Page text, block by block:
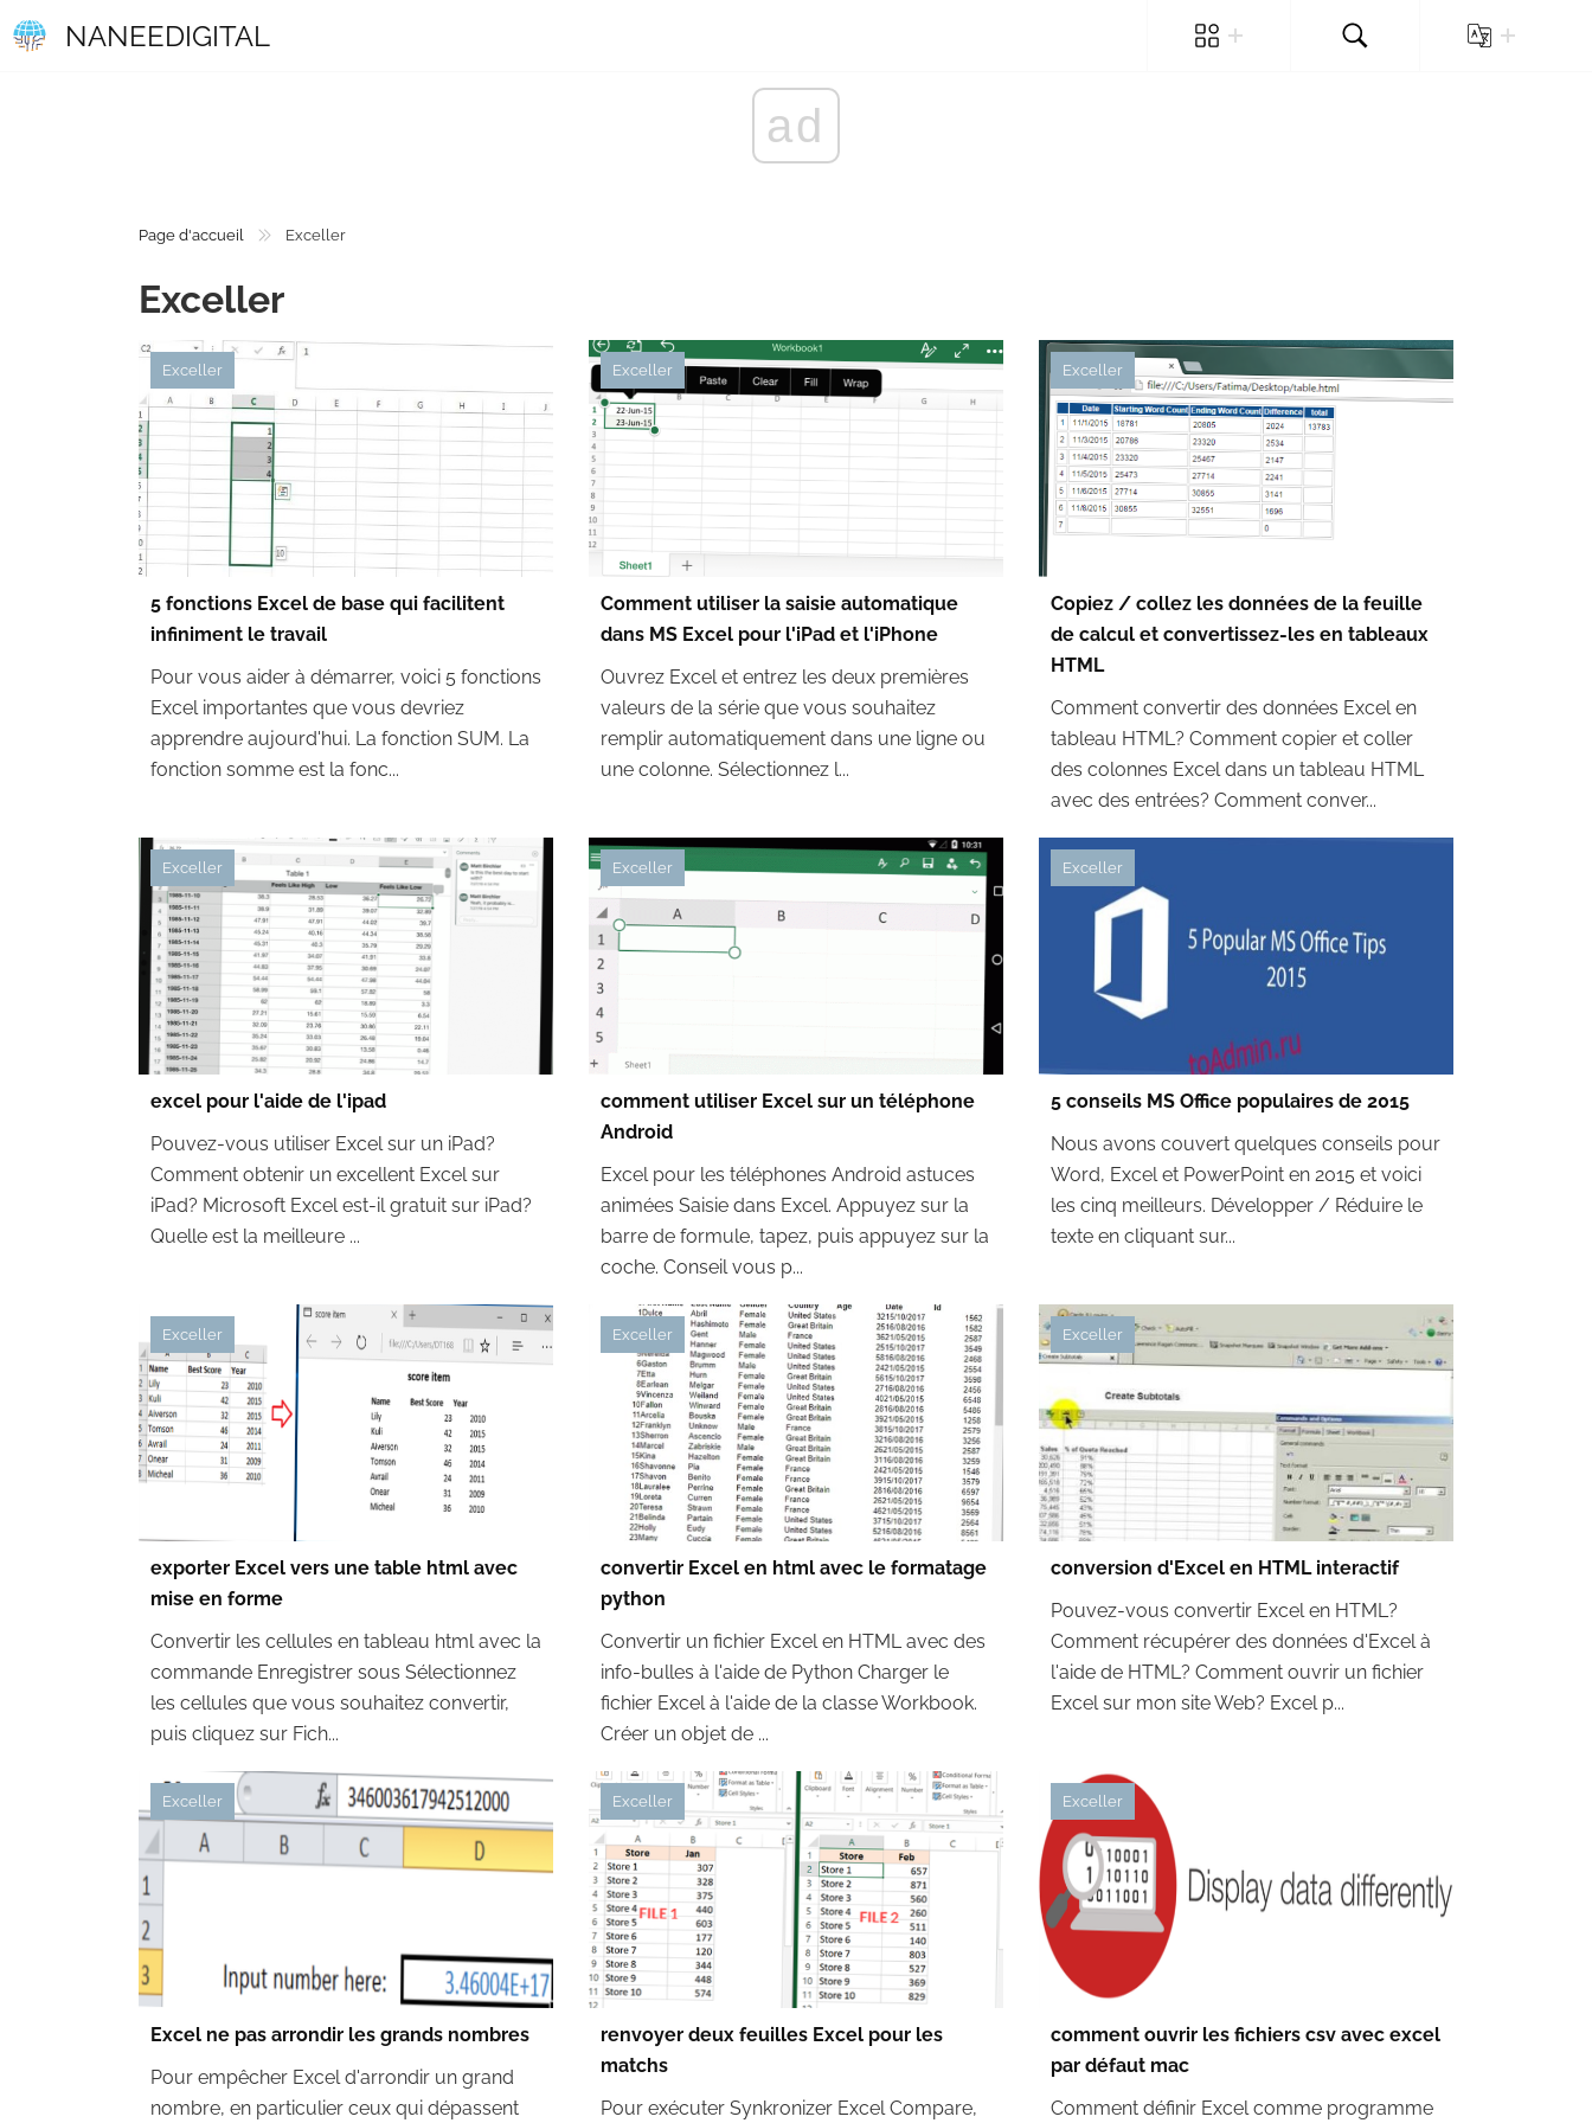
NANEEDIGITAL
ad
Page d'accueil Exceller
Exceller
Exceller
5 fonctions Excel de base qui facilitent
infiniment le travail
Pour vous aider à démarrer, voici 5 fonctions
Excel importantes que vous devriez
apprendre aujourd'hui. La fonction SUM. La
fonction somme est la fonc...
Exceller
Comment utiliser la saisie automatique
dans MS Excel pour l'iPad et l'iPhone
Ouvrez Excel et entrez les deux premières
valeurs de la série que vous souhaitez
remplir automatiquement dans une ligne ou
une colonne. Sélectionnez l...
Exceller
Copiez / collez les données de la feuille
de calcul et convertissez-les en tableaux
HTML
Comment convertir des données Excel en
tableau HTML? Comment copier et coller
des colonnes Excel dans un tableau HTML
avec des entrées? Comment conver...
Exceller
excel pour l'aide de l'ipad
Pouvez-vous utiliser Excel sur un iPad?
Comment obtenir un excellent Excel sur
iPad? Microsoft Excel est-il gratuit sur iPad?
Quelle est la meilleure ...
Exceller
comment utiliser Excel sur un téléphone
Android
Excel pour les téléphones Android astuces
animées Saisie dans Excel. Appuyez sur la
barre de formule, tapez, puis appuyez sur la
coche. Conseil vous p...
Exceller
5 conseils MS Office populaires de 2015
Nous avons couvert quelques conseils pour
Word, Excel et PowerPoint en 2015 et voici
les cinq meilleurs. Développer / Réduire le
texte en cliquant sur...
Exceller
exporter Excel vers une table html avec
mise en forme
Convertir les cellules en tableau html avec la
commande Enregistrer sous Sélectionnez
les cellules que vous souhaitez convertir,
puis cliquez sur Fich...
Exceller
convertir Excel en html avec le formatage
python
Convertir un fichier Excel en HTML avec des
info-bulles à l'aide de Python Charger le
fichier Excel à l'aide de la classe Workbook.
Créer un objet de ...
Exceller
conversion d'Excel en HTML interactif
Pouvez-vous convertir Excel en HTML?
Comment récupérer des données d'Excel à
l'aide de HTML? Comment ouvrir un fichier
Excel sur mon site Web? Excel p...
Exceller
Excel ne pas arrondir les grands nombres
Pour empêcher Excel d'arrondir un grand
nombre, en particulier ceux qui dépassent
Exceller
renvoyer deux feuilles Excel pour les
matchs
Pour exécuter Synkronizer Excel Compare,
Exceller
comment ouvrir les fichiers csv avec excel
par défaut mac
Comment définir Excel comme programme